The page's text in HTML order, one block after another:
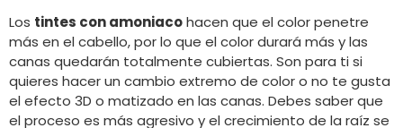
Los tintes con amoniacohacen que el color penetre
más en el cabello, por lo que el color durará más y las
canas quedarán totalmente cubiertas. Son para ti si
quieres hacer un cambio extremo de color o no te gusta
el efecto 3D o matizado en las canas. Debes saber que
el proceso es más agresivo y el crecimiento de la raíz se